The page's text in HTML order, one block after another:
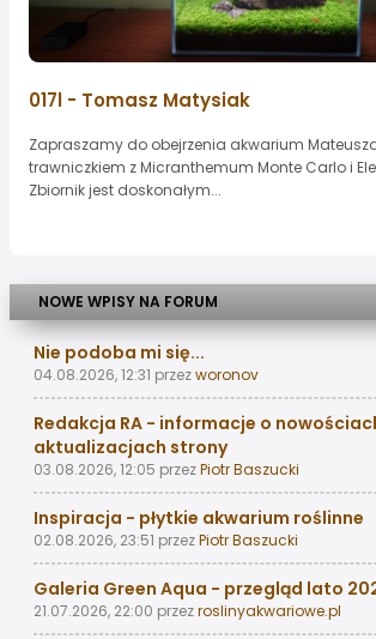
017l - Tomasz Matysiak
Zapraszamy do obejrzenia akwarium
trawniczkiem z Micranthemum Monte Carlo i
Zbiornik jest doskonałym...
NOWE WPISY NA FORUM
Nie podoba mi się...
04.08.2026, 12:31 przezworonov
Redakcja RA - informacje o
aktualizacjach strony
03.08.2026, 12:05 przezPiotr Baszucki
Inspiracja - płytkie akwarium roślinne
02.08.2026, 23:51 przezPiotr Baszucki
Galeria Green Aqua - przegląd lato
21.07.2026, 22:00 przezroslinyakwariowe.pl